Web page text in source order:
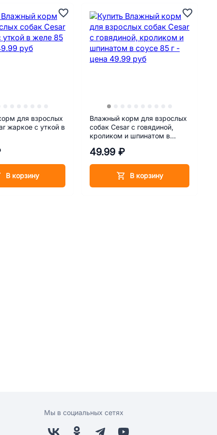
для взрослых
жаркое с уткой в
В корзину
Влажный корм для взрослых
собак Cesar с говядиной,
кроликом и шпинатом в
49.99 ₽
В корзину
Мы в социальных сетях